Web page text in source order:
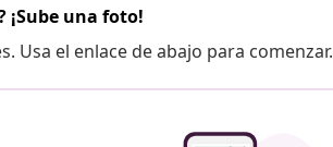
una foto!
Usa el enlace de abajo para comenzar.